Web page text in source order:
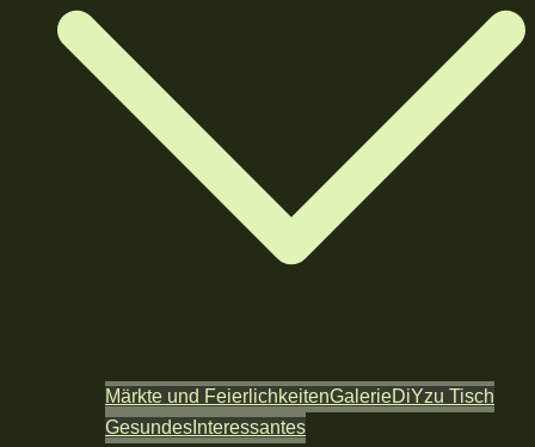
Märkte und FeierlichkeitenGalerieDiYzu Tisch
Gesundes Interessantes